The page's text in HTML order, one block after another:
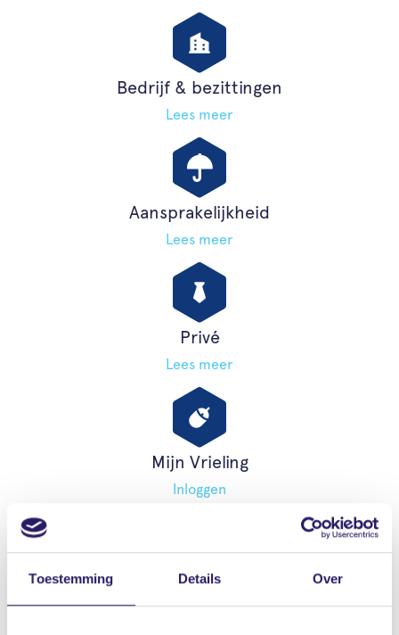
Toestemming Details Over
Bedrijf & bezittingen
Lees meer
Aansprakelijkheid
Lees meer
Privé
Lees meer
Mijn Vrieling
Inloggen
Schade melden